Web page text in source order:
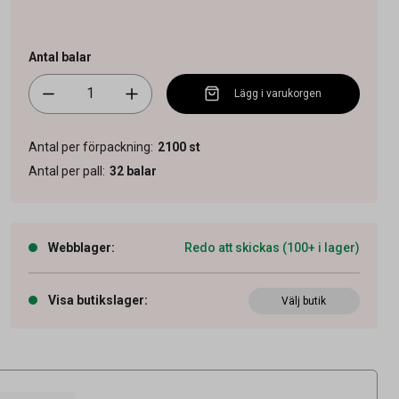
Antal balar
Lägg i varukorgen
Antal per förpackning: 2100 st
Antal per pall : 32 balar
Webblager: Redo att skickas (100+ i lager)
Visa butikslager: Välj butik